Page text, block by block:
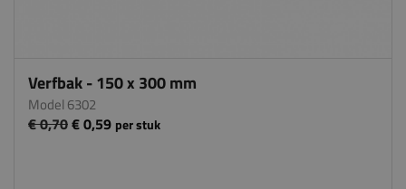
Verfbak - 150 x 300 mm
Model 6302
€ 0,70€ 0,59 per stuk